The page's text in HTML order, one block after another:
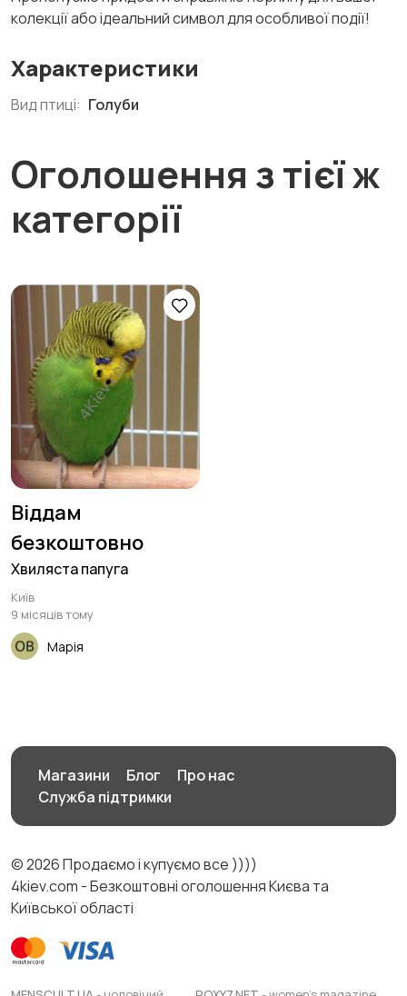
колекції або ідеальний символ для особливої події!
Характеристики
Вид птиці: Голуби
Оголошення з тієї ж
категорії
Віддам
безкоштовно
Хвиляста папуга
Київ
9 місяців тому
Марія
Магазини Блог
Про нас
Служба підтримки
© 2026 Продаємо і купуємо все ))))
4kiev.com - Безкоштовні оголошення Києва та
Київської області